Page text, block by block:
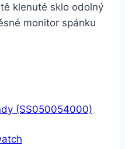
klenuté sklo odolný
monitor spánku